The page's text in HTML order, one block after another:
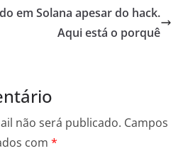
em Solana apesar do hack.
Aqui está o porquê
não será publicado. Campos
com *